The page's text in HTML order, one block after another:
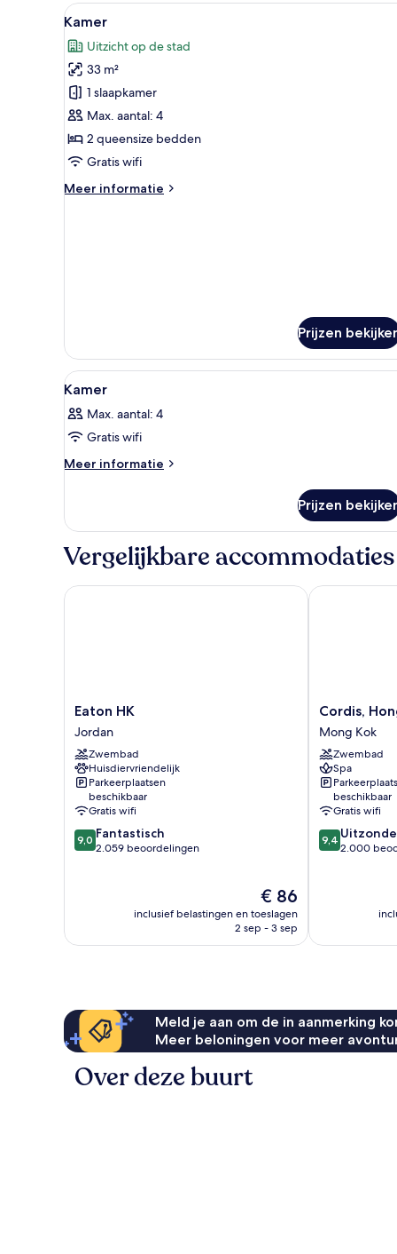
Alle
foto's
voor
Kamer
laden
Kamer | Een kluis op de
2
Kamer
Uitzicht op de stad
33 m²
1 slaapkamer
Max. aantal: 4
2 queensize bedden
Gratis wifi
Meer informatie
Meer
Prijzen
Alle
foto's
voor
Kamer
laden
Een kluis op de kamer,
2
Kamer
Max. aantal: 4
Gratis wifi
Meer informatie
Meer
Prijzen
Vergelijkbare accommodaties
Eaton
HK
Jordan
Eaton HK
Jordan
Zwembad
Huisdiervriendelijk
Parkeerplaatsen
beschikbaar
Gratis wifi
9.0
van
beoordelingen
9,0 Fantastisch
2.059 beoordelingen
De
prijs
is
€ 86
inclusief belastingen en toeslagen
2 sep - 3 sep
Eaton HK
Cordis,
Hong
Kong
Mong
Kok
Cordis,
Mong Kok
Zwembad
Spa
beschikbaar
Gratis wifi
9.4
van
9,4
2.000
Cordis, Hong
Meld je aan om de in aanmerking
Meer beloningen voor meer
Over deze buurt